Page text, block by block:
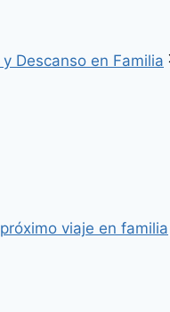
Descanso en Familia
viaje en familia